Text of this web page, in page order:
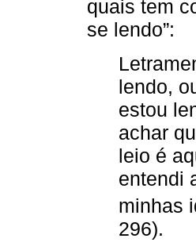
quais tem
se lendo”:
lendo,
estou
achar
leio é
entendi
minhas
296).